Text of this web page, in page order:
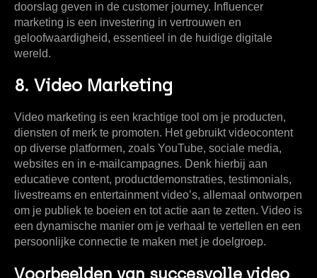
doorslag geven in de customer journey. Influencer
marketing is een investering in vertrouwen en
geloofwaardigheid, essentieel in de huidige digitale
wereld.
8. Video Marketing
Video marketing is een krachtige tool om je producten,
diensten of merk te promoten. Het gebruikt videocontent
op diverse platformen, zoals YouTube, sociale media,
websites en in e-mailcampagnes. Denk hierbij aan
educatieve content, productdemonstraties, testimonials,
livestreams en entertainment video’s, allemaal ontworpen
om je publiek te boeien en tot actie aan te zetten. Video is
een dynamische manier om je verhaal te vertellen en een
persoonlijke connectie te maken met je doelgroep.
Voorbeelden van succesvolle video